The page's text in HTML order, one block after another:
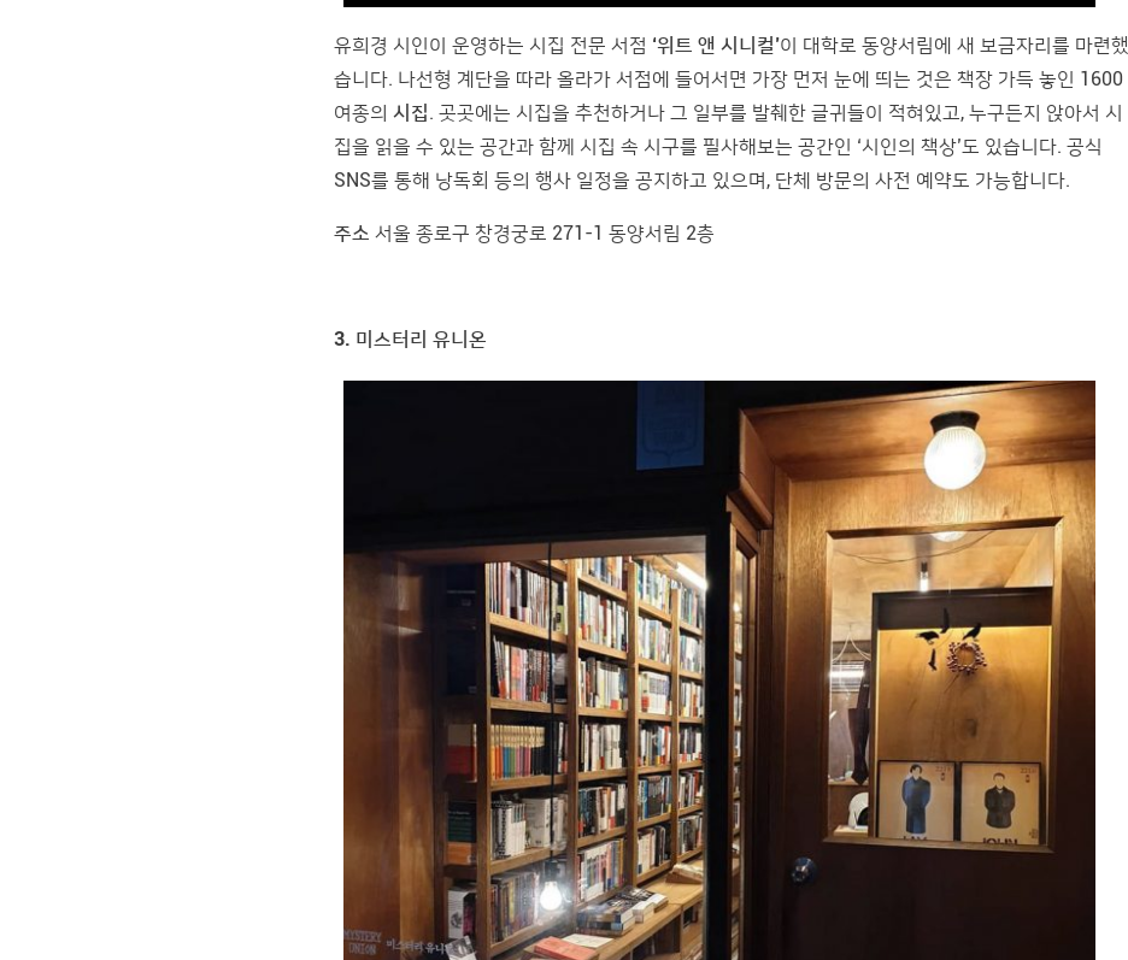
유희경 시인이 운영하는 시집 전문 서점 ‘위트 앤 시니컬’이 대학로 동양서림에 새 보금자리를 마련했
습니다. 나선형 계단을 따라 올라가 서점에 들어서면 가장 먼저 눈에 띄는 것은 책장 가득 놓인 1600
여종의시집. 곳곳에는 시집을 추천하거나 그 일부를 발췌한 글귀들이 적혀있고, 누구든지 앉아서 시
집을 읽을 수 있는 공간과 함께 시집 속 시구를 필사해보는 공간인 ‘시인의 책상’도 있습니다. 공식
SNS를 통해 낭독회 등의 행사 일정을 공지하고 있으며, 단체 방문의 사전 예약도 가능합니다.
주소 서울 종로구 창경궁로 271-1 동양서림 2층
3. 미스터리 유니온